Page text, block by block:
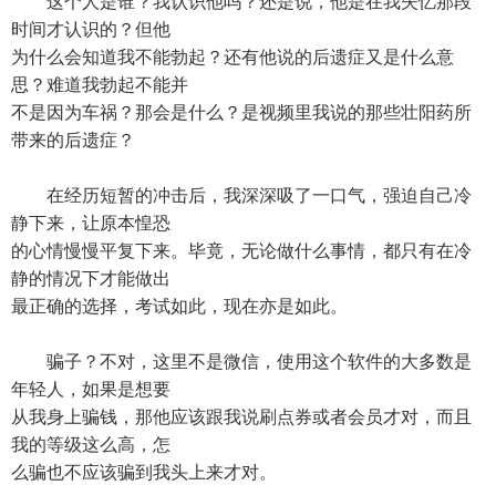
时间才认识的？但他
为什么会知道我不能勃起？还有他说的后遗症又是什么意
思？难道我勃起不能并
不是因为车祸？那会是什么？是视频里我说的那些壮阳药所
带来的后遗症？
在经历短暂的冲击后，我深深吸了一口气，强迫自己冷
静下来，让原本惶恐
的心情慢慢平复下来。毕竟，无论做什么事情，都只有在冷
静的情况下才能做出
最正确的选择，考试如此，现在亦是如此。
骗子？不对，这里不是微信，使用这个软件的大多数是
年轻人，如果是想要
从我身上骗钱，那他应该跟我说刷点券或者会员才对，而且
我的等级这么高，怎
么骗也不应该骗到我头上来才对。